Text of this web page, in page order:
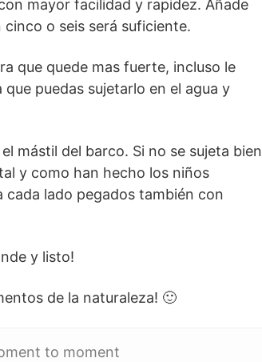
mayor facilidad y rapidez. Añade
o seis será suficiente.
que quede mas fuerte, incluso le
puedas sujetarlo en el agua y
mástil del barco. Si no se sujeta bien
y como han hecho los niños
lado pegados también con
y listo!
de la naturaleza! 🙂
to moment